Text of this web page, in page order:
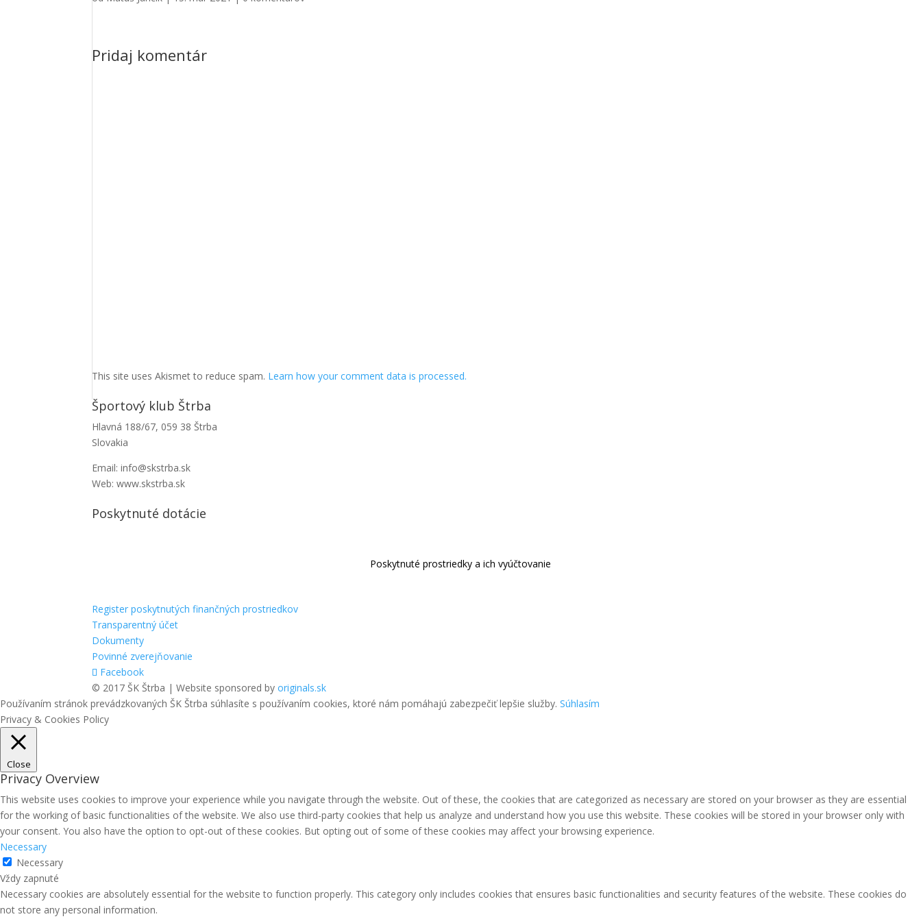
Pridaj komentár
This site uses Akismet to reduce spam. Learn how your comment data is processed.
Športový klub Štrba
Hlavná 188/67, 059 38 Štrba
Slovakia
Email: info@skstrba.sk
Web: www.skstrba.sk
Poskytnuté dotácie
Poskytnuté prostriedky a ich vyúčtovanie
Register poskytnutých finančných prostriedkov
Transparentný účet
Dokumenty
Povinné zverejňovanie
Facebook
© 2017 ŠK Štrba | Website sponsored byoriginals.sk
Používaním stránok prevádzkovaných ŠK Štrba súhlasíte s používaním cookies, ktoré nám pomáhajú zabezpečiť lepšie služby. Súhlasím
Privacy & Cookies Policy
Close
Privacy Overview
This website uses cookies to improve your experience while you navigate through the website. Out of these, the cookies that are categorized as necessary are stored on your browser as they are essential
for the working of basic functionalities of the website. We also use third-party cookies that help us analyze and understand how you use this website. These cookies will be stored in your browser only with
your consent. You also have the option to opt-out of these cookies. But opting out of some of these cookies may affect your browsing experience.
Necessary
Necessary
Vždy zapnuté
Necessary cookies are absolutely essential for the website to function properly. This category only includes cookies that ensures basic functionalities and security features of the website. These cookies do
not store any personal information.